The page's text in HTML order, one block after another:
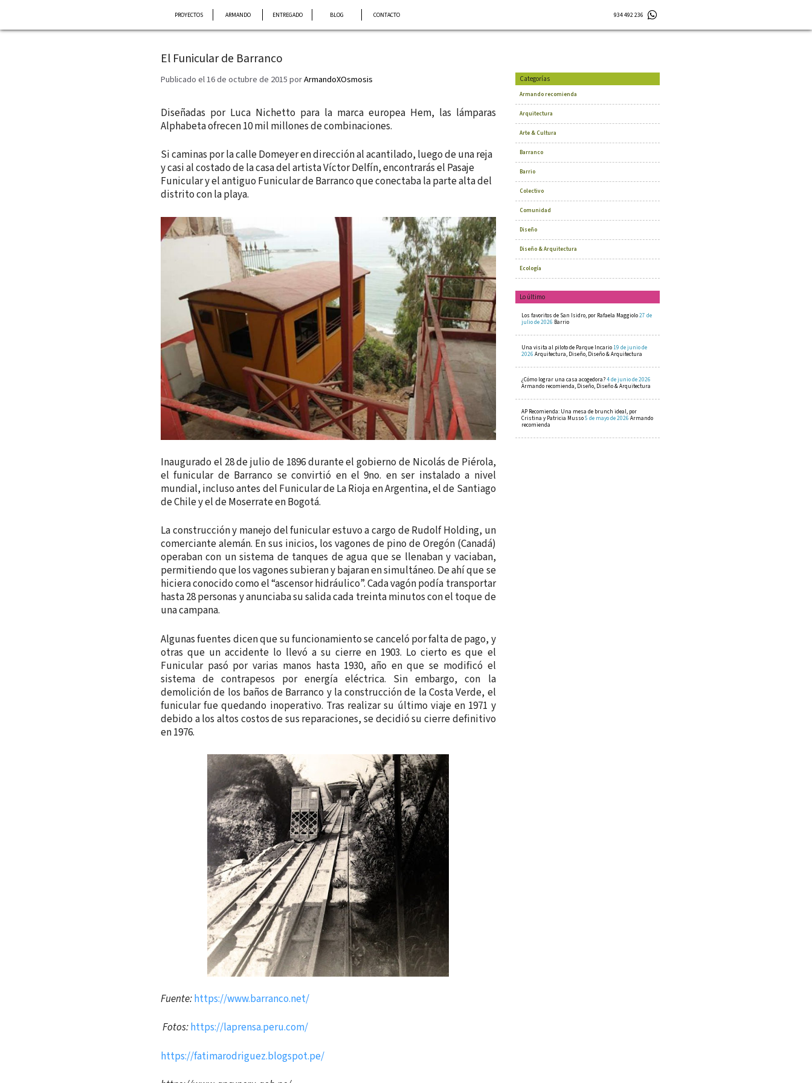
PROYECTOS ARMANDO ENTREGADO BLOG CONTACTO 934 492 236
contenido
El Funicular de Barranco
Publicado el 16 de octubre de 2015porArmandoXOsmosis
Diseñadas por Luca Nichetto para la marca europea Hem, las lámparas
Alphabeta ofrecen 10 mil millones de combinaciones.
Si caminas por la calle Domeyer en dirección al acantilado, luego de una reja
y casi al costado de la casa del artista Víctor Delfín, encontrarás el Pasaje
Funicular y el antiguo Funicular de Barranco que conectaba la parte alta del
distrito con la playa.
Inaugurado el 28 de julio de 1896 durante el gobierno de Nicolás de Piérola,
el funicular de Barranco se convirtió en el 9no. en ser instalado a nivel
mundial, incluso antes del Funicular de La Rioja en Argentina, el de Santiago
de Chile y el de Moserrate en Bogotá.
La construcción y manejo del funicular estuvo a cargo de Rudolf Holding, un
comerciante alemán. En sus inicios, los vagones de pino de Oregón (Canadá)
operaban con un sistema de tanques de agua que se llenaban y vaciaban,
permitiendo que los vagones subieran y bajaran en simultáneo. De ahí que se
hiciera conocido como el “ascensor hidráulico”. Cada vagón podía transportar
hasta 28 personas y anunciaba su salida cada treinta minutos con el toque de
una campana.
Algunas fuentes dicen que su funcionamiento se canceló por falta de pago, y
otras que un accidente lo llevó a su cierre en 1903. Lo cierto es que el
Funicular pasó por varias manos hasta 1930, año en que se modificó el
sistema de contrapesos por energía eléctrica. Sin embargo, con la
demolición de los baños de Barranco y la construcción de la Costa Verde, el
funicular fue quedando inoperativo. Tras realizar su último viaje en 1971 y
debido a los altos costos de sus reparaciones, se decidió su cierre definitivo
en 1976.
Fuente:https://www.barranco.net/
Fotos:https://laprensa.peru.com/
https://fatimarodriguez.blogspot.pe/
Categorías
Armando recomienda
Arquitectura
Arte & Cultura
Barranco
Barrio
Colectivo
Comunidad
Diseño
Diseño & Arquitectura
Ecología
Lo último
Los favoritos de San Isidro, por Rafaela Maggiolo27 de
julio de 2026 Barrio
Una visita al piloto de Parque Incario19 de junio de
2026 Arquitectura, Diseño, Diseño & Arquitectura
¿Cómo lograr una casa acogedora?4 de junio de 2026
Armando recomienda, Diseño, Diseño & Arquitectura
AP Recomienda: Una mesa de brunch ideal, por
Cristina y Patricia Musso5 de mayo de 2026 Armando
recomienda